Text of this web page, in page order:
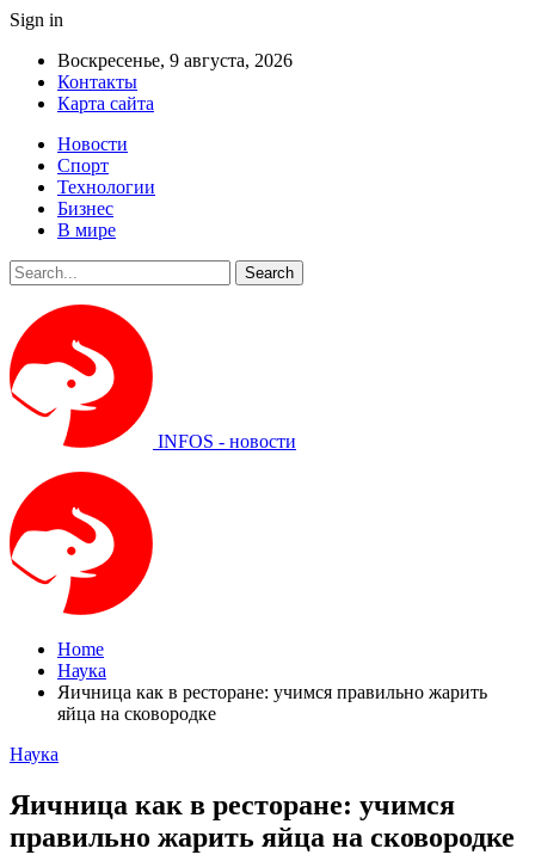
Sign in
Воскресенье, 9 августа, 2026
Контакты
Карта сайта
Новости
Спорт
Технологии
Бизнес
В мире
INFOS - новости
Home
Наука
Яичница как в ресторане: учимся правильно жарить
яйца на сковородке
Наука
Яичница как в ресторане: учимся
правильно жарить яйца на сковородке